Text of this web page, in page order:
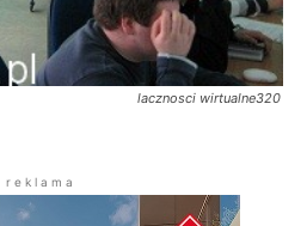
lacznosci wirtualne320
r e k l a m a